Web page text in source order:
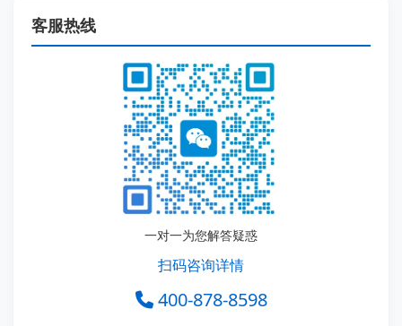
客服热线
一对一为您解答疑惑
扫码咨询详情
400-878-8598